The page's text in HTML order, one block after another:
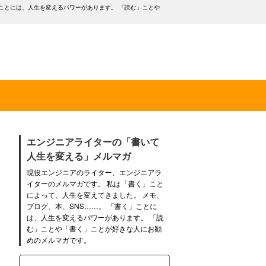
には、人生を変えるパワーがあります。 「読む」ことや
エンジニアライターの「書いて
人生を変える」メルマガ
現役エンジニアのライター、エンジニアラ
イターのメルマガです。 私は「書く」こと
によって、人生を変えてきました。 メモ、
ブログ、本、SNS……。 「書く」ことに
は、人生を変えるパワーがあります。 「読
む」ことや「書く」ことが好きな人にお勧
めのメルマガです。